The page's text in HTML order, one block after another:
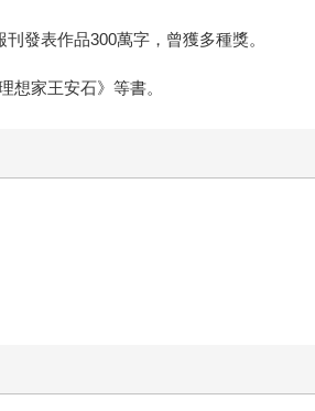
發表作品300萬字，曾獲多種獎。
想家王安石》等書。